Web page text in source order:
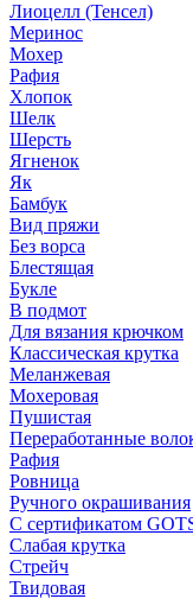
Лиоцелл (Тенсел)
Меринос
Мохер
Рафия
Хлопок
Шелк
Шерсть
Ягненок
Як
Бамбук
Вид пряжи
Без ворса
Блестящая
Букле
В подмот
Для вязания крючком
Классическая крутка
Меланжевая
Мохеровая
Пушистая
Переработанные
Рафия
Ровница
Ручного окрашивания
С сертификатом
Слабая крутка
Стрейч
Твидовая